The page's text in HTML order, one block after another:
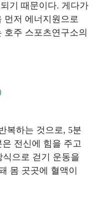
기 때문이다. 게다가
먼저 에너지원으로
주 스포츠연구소의
복하는 것으로, 5분
전신에 힘을 주고
으로 걷기 운동을
몸 곳곳에 혈액이